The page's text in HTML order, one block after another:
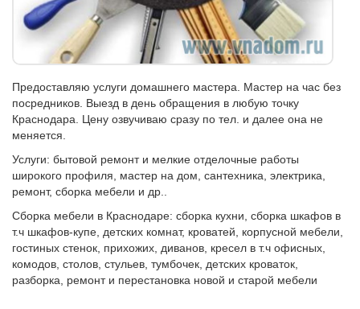
Предоставляю услуги домашнего мастера. Мастер на час без
посредников. Выезд в день обращения в любую точку
Краснодара. Цену озвучиваю сразу по тел. и далее она не
меняется.
Услуги: бытовой ремонт и мелкие отделочные работы
широкого профиля, мастер на дом, сантехника, электрика,
ремонт, сборка мебели и др..
Сборка мебели в Краснодаре: сборка кухни, сборка шкафов в
т.ч шкафов-купе, детских комнат, кроватей, корпусной мебели,
гостиных стенок, прихожих, диванов, кресел в т.ч офисных,
комодов, столов, стульев, тумбочек, детских кроваток,
разборка, ремонт и перестановка новой и старой мебели